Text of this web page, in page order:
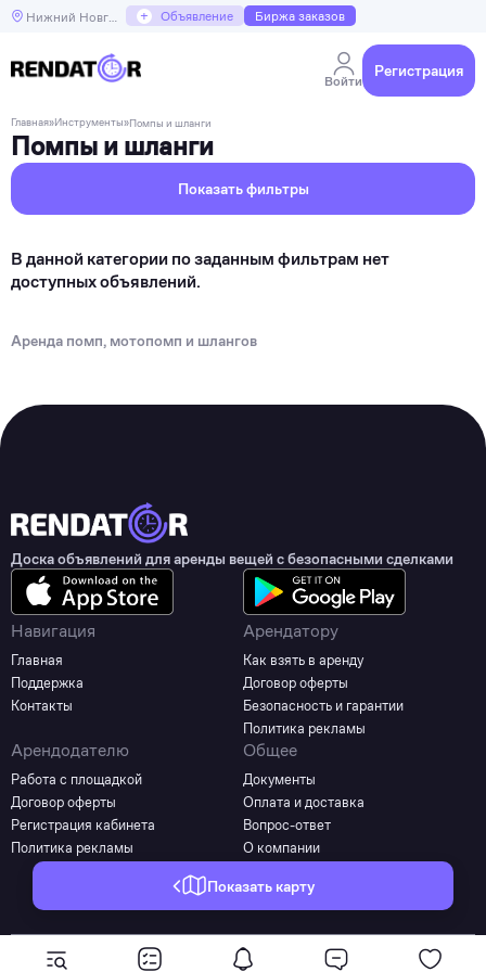
Нижний Новгород + Объявление Биржа заказов
Войти
Регистрация
Главная»Инструменты»Помпы и шланги
Помпы и шланги
Показать карту
Показать фильтры
В данной категории по заданным фильтрам нет
доступных объявлений.
Аренда помп, мотопомп и шлангов
Доска объявлений для аренды вещей с безопасными сделками
Навигация
Главная
Поддержка
Контакты
Арендатору
Как взять в аренду
Договор оферты
Безопасность и гарантии
Политика рекламы
Арендодателю
Работа с площадкой
Договор оферты
Регистрация кабинета
Политика рекламы
Общее
Документы
Оплата и доставка
Вопрос-ответ
О компании